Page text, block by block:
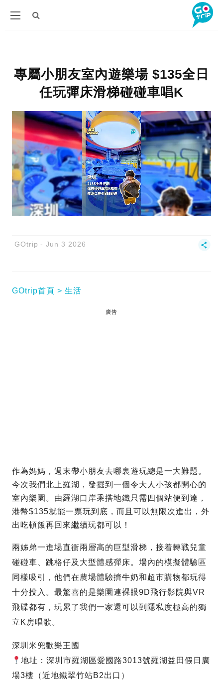
專屬小朋友室內遊樂場 $135全日
任玩彈床滑梯碰碰車唱K
GOtrip Jun 3 2026
GOtrip首頁 生活
廣告
作為媽媽，週末帶小朋友去哪裏遊玩總是一大難題。
今次我們北上羅湖，發掘到一個令大人小孩都開心的
室內樂園。由羅湖口岸乘搭地鐵只需四個站便到達，
港幣$135就能一票玩到底，而且可以無限次進出，外
出吃頓飯再回來繼續玩都可以！
兩姊弟一進場直衝兩層高的巨型滑梯，接着轉戰兒童
碰碰車、跳格仔及大型體感彈床。場內的模擬體驗區
同樣吸引，他們在農場體驗擠牛奶和超市購物都玩得
十分投入。最驚喜的是樂園連裸眼9D飛行影院與VR
飛碟都有，玩累了我們一家還可以到隱私度極高的獨
立K房唱歌。
深圳米兜歡樂王國
地址：深圳市羅湖區愛國路3013號羅湖益田假日廣
場3樓（近地鐵翠竹站B2出口）